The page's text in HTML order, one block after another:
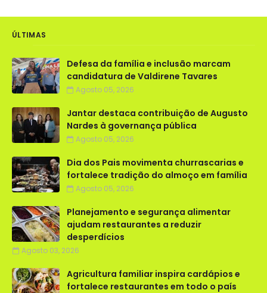
ÚLTIMAS
Defesa da família e inclusão marcam
candidatura de Valdirene Tavares
Agosto 05, 2026
Jantar destaca contribuição de Augusto
Nardes à governança pública
Agosto 05, 2026
Dia dos Pais movimenta churrascarias e
fortalece tradição do almoço em família
Agosto 05, 2026
Planejamento e segurança alimentar
ajudam restaurantes a reduzir
desperdícios
Agosto 03, 2026
Agricultura familiar inspira cardápios e
fortalece restaurantes em todo o país